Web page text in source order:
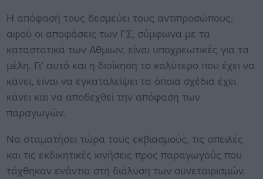
Η απόφασή τους δεσμεύει τους αντιπροσώπους,
αφού οι αποφάσεις των ΓΣ, σύμφωνα με τα
καταστατικά των Αθμιων, είναι υποχρεωτικές για τα
μέλη. Γι’ αυτό και η διοίκηση το καλύτερο που έχει να
κάνει, είναι να εγκαταλείψει τα όποια σχέδια έχει
κάνει και να αποδεχθεί την απόφαση των
παραγωγών.
Να σταματήσει τώρα τους εκβιασμούς, τις απειλές
και τις εκδικητικές κινήσεις προς παραγωγούς που
τάχθηκαν ενάντια στη διάλυση των συνεταιρισμών.